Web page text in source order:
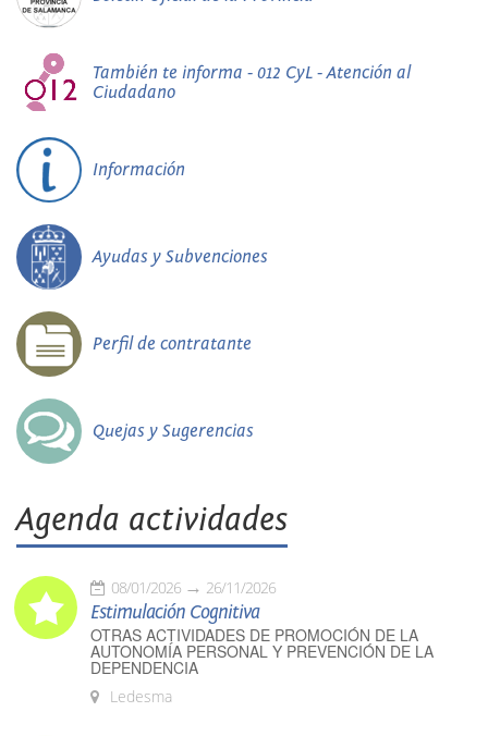
También te informa - 012 CyL - Atención al
Ciudadano
Información
Ayudas y Subvenciones
Perfil de contratante
Quejas y Sugerencias
Agenda actividades
08/01/2026 26/11/2026
Estimulación Cognitiva
OTRAS ACTIVIDADES DE PROMOCIÓN DE LA
AUTONOMÍA PERSONAL Y PREVENCIÓN DE LA
DEPENDENCIA
Ledesma